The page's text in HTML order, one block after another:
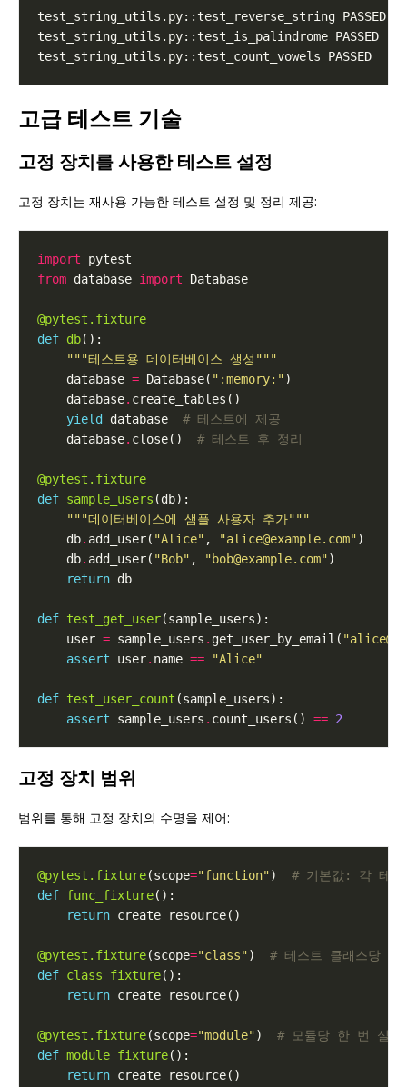
고급 테스트 기술
고정 장치를 사용한 테스트 설정
고정 장치는 재사용 가능한 테스트 설정 및 정리 제공:
import
from database import
@pytest.fixture
def db
"""테스트용 데이터베이스 생성"""
    database
= Database( ":memory:"
    database
.
yield
database # 테스트에 제공
    database
. close() # 테스트 후 정리
@pytest.fixture
def sample_users
"""데이터베이스에 샘플 사용자 추가"""
    db
. add_user( "Alice" , "alice@example.com"
    db
. add_user( "Bob" , "bob@example.com"
return
def test_get_user
    user
= sample_users . get_user_by_email(
assert user. name == "Alice"
def test_user_count
assert sample_users . count_users() == 2
고정 장치 범위
범위를 통해 고정 장치의 수명을 제어:
@pytest.fixture(scope="function") # 기본값: 각 테스
def func_fixture
return
@pytest.fixture(scope="class") # 테스트 클래스당 한
def class_fixture
return
@pytest.fixture(scope="module") # 모듈당 한 번 실행
def module_fixture
return